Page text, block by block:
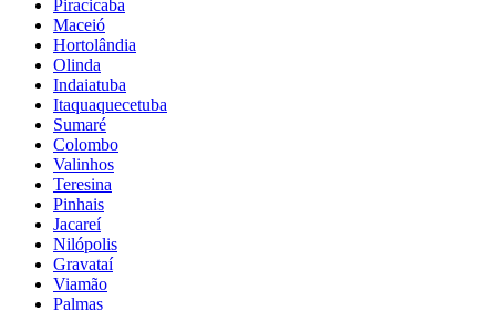
Piracicaba
Maceió
Hortolândia
Olinda
Indaiatuba
Itaquaquecetuba
Sumaré
Colombo
Valinhos
Teresina
Pinhais
Jacareí
Nilópolis
Gravataí
Viamão
Palmas